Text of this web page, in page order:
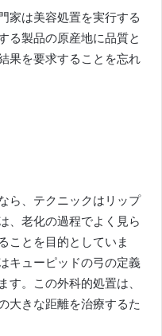
家は美容処置を実行する
る製品の原産地に品質と
果を要求することを忘れ
ら、テクニックはリップ
、老化の過程でよく見ら
ことを目的としていま
キューピッドの弓の定義
す。
この外科的処置は、
大きな距離を治療するた